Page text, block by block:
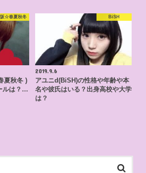
☆春夏秋冬
夏秋冬 )
ルは？…
BiSH
2019.9.6
アユニd(BiSH)の性格や年齢や本
名や彼氏はいる？出身高校や大学
は？